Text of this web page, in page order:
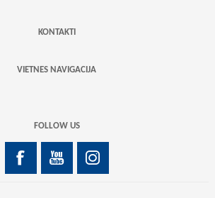
KONTAKTI
VIETNES NAVIGACIJA
FOLLOW US